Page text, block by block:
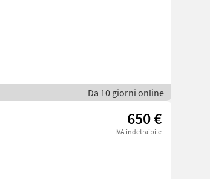
Da 10 giorni online
650 €
IVA indetraibile